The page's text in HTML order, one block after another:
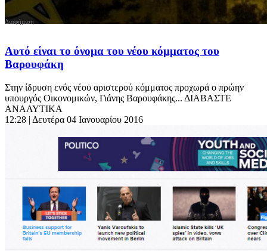
Αυτό είναι το όνομα του νέου κόμματος του
Βαρουφάκη
Στην ίδρυση ενός νέου αριστερού κόμματος προχωρά ο πρώην
υπουργός Οικονομικών, Γιάνης Βαρουφάκης... ΔΙΑΒΑΣΤΕ
ΑΝΑΛΥΤΙΚΑ
12:28 | Δευτέρα 04 Ιανουαρίου 2016